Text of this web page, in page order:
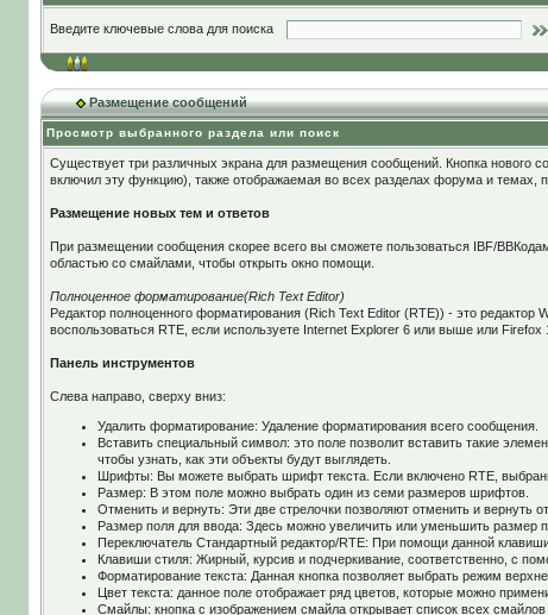
Введите ключевые слова для поиска
Размещение сообщений
Просмотр выбранного раздела или поиск
Существует три различных экрана для размещения сообщений. Кнопка нового
включил эту функцию), также отображаемая во всех разделах форума и темах,
Размещение новых тем и ответов
При размещении сообщения скорее всего вы сможете пользоваться IBF/
областью со смайлами, чтобы открыть окно помощи.
Полноценное форматирование(Rich Text Editor)
Редактор полноценного форматирования (Rich Text Editor (RTE)) - это
воспользоваться RTE, если используете Internet Explorer 6 или выше или Firefox
Панель инструментов
Слева направо, сверху вниз:
Удалить форматирование: Удаление форматирования всего сообщения.
Вставить специальный символ: это поле позволит вставить такие
чтобы узнать, как эти объекты будут выглядеть.
Шрифты: Вы можете выбрать шрифт текста. Если включено RTE,
Размер: В этом поле можно выбрать один из семи размеров шрифтов.
Отменить и вернуть: Эти две стрелочки позволяют отменить и вернуть
Размер поля для ввода: Здесь можно увеличить или уменьшить
Переключатель Стандартный редактор/RTE: При помощи данной
Клавиши стиля: Жирный, курсив и подчеркивание, соответственно, с
Форматирование текста: Данная кнопка позволяет выбрать режим
Цвет текста: данное поле отображает ряд цветов, которые можно
Смайлы: кнопка с изображением смайла открывает список всех